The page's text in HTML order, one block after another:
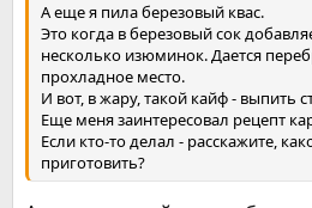
А еще я пила березовый квас.
Это когда в березовый сок
несколько изюминок. Дается
прохладное место.
И вот, в жару, такой кайф - выпить
Еще меня заинтересовал рецепт
Если кто-то делал - расскажите,
приготовить?